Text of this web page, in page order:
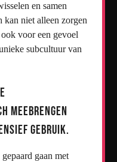
en samen
kan niet alleen zorgen
voor een gevoel
subcultuur van
meebrengen
gebruik.
gaan met